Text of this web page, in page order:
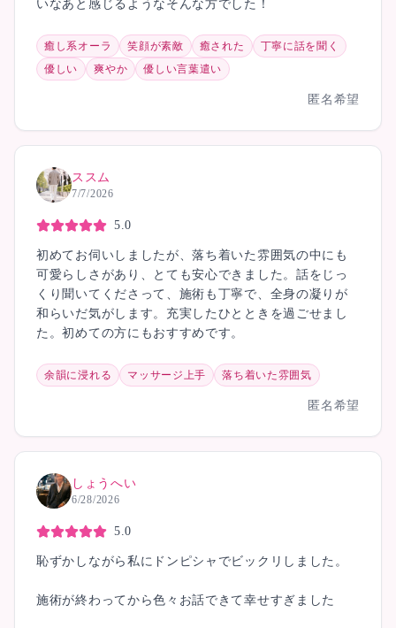
癒し系オーラ 笑顔が素敵 癒された
丁寧に話を聞く
優しい
爽やか 優しい言葉遣い
匿名希望
ススム
7/7/2026
5.0
初めてお伺いしましたが、落ち着いた雰囲気の中にも
可愛らしさがあり、とても安心できました。話をじっ
くり聞いてくださって、施術も丁寧で、全身の凝りが
和らいだ気がします。充実したひとときを過ごせまし
た。初めての方にもおすすめです。
余韻に浸れる マッサージ上手 落ち着いた雰囲気
匿名希望
しょうへい
6/28/2026
5.0
恥ずかしながら私にドンピシャでビックリしました。
施術が終わってから色々お話できて幸せすぎました